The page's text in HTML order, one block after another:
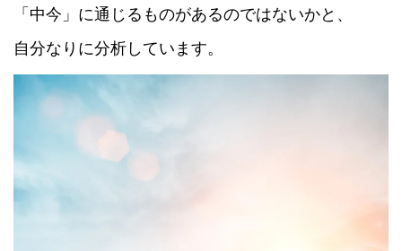
「中今」に通じるものがあるのではないかと、
自分なりに分析しています。